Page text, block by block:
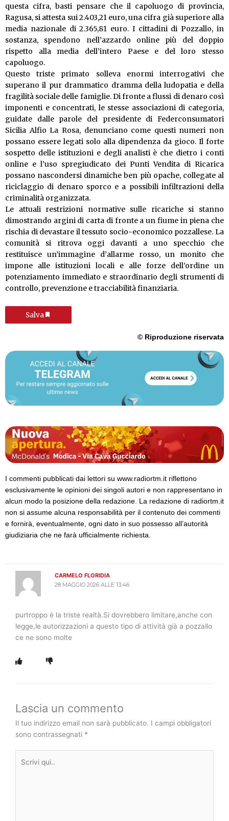
questa cifra, basti pensare che il capoluogo di provincia,
Ragusa, si attesta sui 2.403,21 euro, una cifra già superiore alla
media nazionale di 2.365,81 euro. I cittadini di Pozzallo, in
sostanza, spendono nell’azzardo online più del doppio
rispetto alla media dell’intero Paese e del loro stesso
capoluogo.
Questo triste primato solleva enormi interrogativi che
superano il pur drammatico dramma della ludopatia e della
fragilità sociale delle famiglie. Di fronte a flussi di denaro così
imponenti e concentrati, le stesse associazioni di categoria,
guidate dalle parole del presidente di Federconsumatori
Sicilia Alfio La Rosa, denunciano come questi numeri non
possano essere legati solo alla dipendenza da gioco. Il forte
sospetto delle istituzioni e degli analisti è che dietro i conti
online e l’uso spregiudicato dei Punti Vendita di Ricarica
possano nascondersi dinamiche ben più opache, collegate al
riciclaggio di denaro sporco e a possibili infiltrazioni della
criminalità organizzata.
Le attuali restrizioni normative sulle ricariche si stanno
dimostrando argini di carta di fronte a un fiume in piena che
rischia di devastare il tessuto socio-economico pozzallese. La
comunità si ritrova oggi davanti a uno specchio che
restituisce un’immagine d’allarme rosso, un monito che
impone alle istituzioni locali e alle forze dell’ordine un
potenziamento immediato e straordinario degli strumenti di
controllo, prevenzione e tracciabilità finanziaria.
Salva
© Riproduzione riservata
I commenti pubblicati dai lettori su www.radiortm.it riflettono
esclusivamente le opinioni dei singoli autori e non rappresentano in
alcun modo la posizione della redazione. La redazione di radiortm.it
non si assume alcuna responsabilità per il contenuto dei commenti
e fornirà, eventualmente, ogni dato in suo possesso all’autorità
giudiziaria che ne farà ufficialmente richiesta.
CARMELO FLORIDIA
28 MAGGIO 2026 ALLE 13:46
purtroppo è la triste realtà.Si dovrebbero limitare,anche con
legge,le autorizzazioni a questo tipo di attività già a pozzallo
ce ne sono molte
Lascia un commento
Il tuo indirizzo email non sarà pubblicato. I campi obbligatori
sono contrassegnati *
qui..